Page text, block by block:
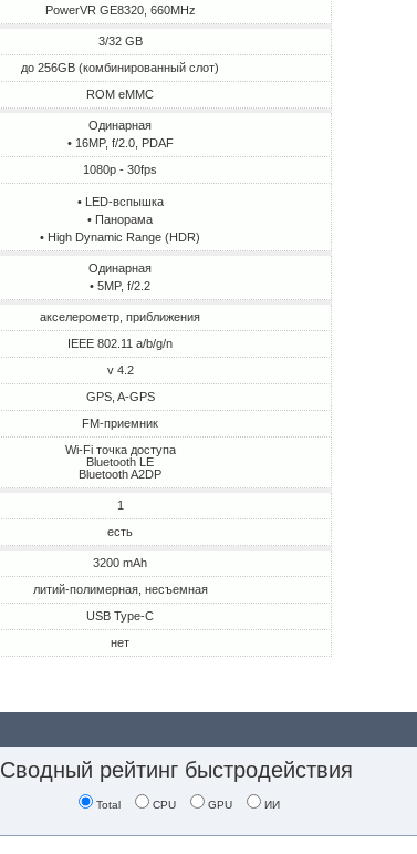
PowerVR GE8320, 660MHz
3/32 GB
до 256GB (комбинированный слот)
ROM eMMC
Одинарная
• 16MP, f/2.0, PDAF
1080p - 30fps
• LED-вспышка
• Панорама
• High Dynamic Range (HDR)
Одинарная
• 5MP, f/2.2
акселерометр, приближения
IEEE 802.11 a/b/g/n
v 4.2
GPS, A-GPS
FM-приемник
Wi-Fi точка доступа
Bluetooth LE
Bluetooth A2DP
1
есть
3200 mAh
литий-полимерная, несъемная
USB Type-C
нет
Сводный рейтинг быстродействия
Total CPU GPU ИИ